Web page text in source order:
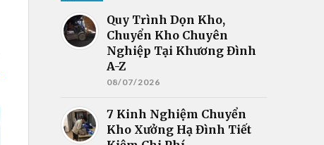
Quy Trình Dọn Kho,
Chuyển Kho Chuyên
Nghiệp Tại Khương Đình
A-Z
08/07/2026
7 Kinh Nghiệm Chuyển
Kho Xưởng Hạ Đình Tiết